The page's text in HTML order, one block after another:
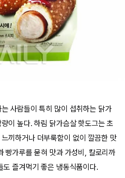
사람들이 특히 많이 섭취하는 닭가
이 높다. 하림 닭가슴살 핫도그는 초
끼하거나 더부룩함이 없이 깔끔한 맛
빵가루를 묻혀 맛과 가성비, 칼로리까
즐겨먹기 좋은 냉동식품이다.